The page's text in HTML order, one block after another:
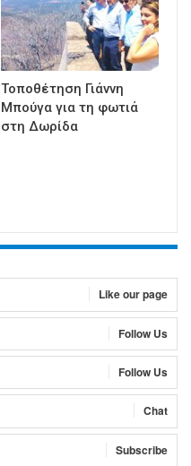
Τοποθέτηση Γιάννη
Μπούγα για τη φωτιά
στη Δωρίδα
Like our page
Follow Us
Follow Us
Chat
Subscribe